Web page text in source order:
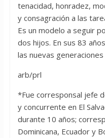
tenacidad, honradez,
y consagración a las
Es un modelo a seguir
dos hijos. En sus 83
las nuevas
arb/prl
*Fue corresponsal jefe
y concurrente en El
durante 10 años;
Dominicana, Ecuador y